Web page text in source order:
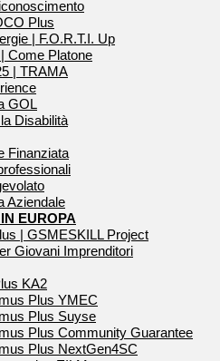
Plus
| F.O.R.T.I. Up
Come Platone
| TRAMA
GOL
Disabilità
Finanziata
Aziendale
EUROPA
| GSMESKILL Project
Giovani Imprenditori
KA2
Plus YMEC
Plus Suyse
Plus Community Guarantee
Plus NextGen4SC